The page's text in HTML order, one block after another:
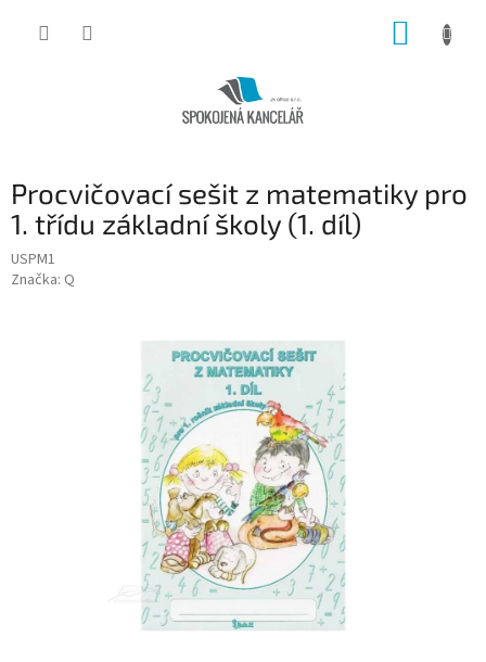
Procvičovací sešit z matematiky pro
1. třídu základní školy (1. díl)
USPM1
Značka: Q